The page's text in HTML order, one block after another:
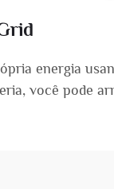
energia
você pode